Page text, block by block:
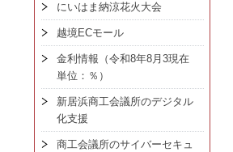
にいはま納涼花火大会
越境ECモール
金利情報（令和8年8月3現在
単位：％）
新居浜商工会議所のデジタル
化支援
商工会議所のサイバーセキュ